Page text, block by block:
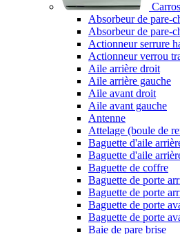
Absorbeur de pare-
Absorbeur de pare-
Actionneur serrure
Actionneur verrou
Aile arrière droit
Aile arrière gauche
Aile avant droit
Aile avant gauche
Antenne
Attelage (boule de
Baguette d'aile
Baguette d'aile
Baguette de coffre
Baguette de porte
Baguette de porte
Baguette de porte
Baguette de porte
Baie de pare brise